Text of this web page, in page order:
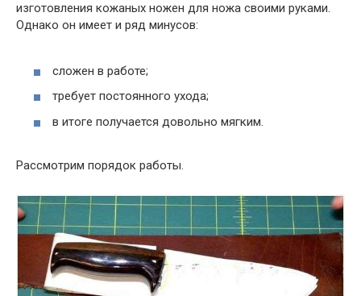
изготовления кожаных ножен для ножа своими руками.
Однако он имеет и ряд минусов:
сложен в работе;
требует постоянного ухода;
в итоге получается довольно мягким.
Рассмотрим порядок работы.